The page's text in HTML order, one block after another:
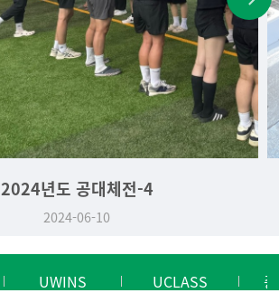
2024년도 공대체전-4
2024-06-10
UWINS UCLASS